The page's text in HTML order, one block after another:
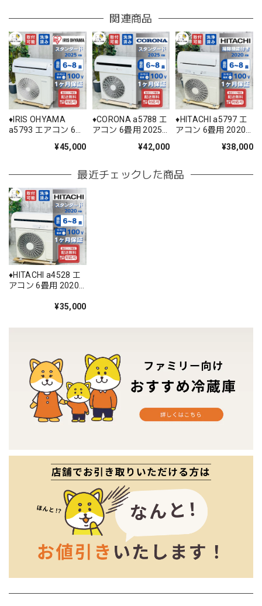
関連商品
♦️IRIS OHYAMA
a5793 エアコン 6畳
¥45,000
♦️CORONA a5788 エ
アコン 6畳用 2025
¥42,000
♦️HITACHI a5797 エ
アコン 6畳用 2020
¥38,000
最近チェックした商品
♦️HITACHI a4528 エ
アコン 6畳用 2020
¥35,000